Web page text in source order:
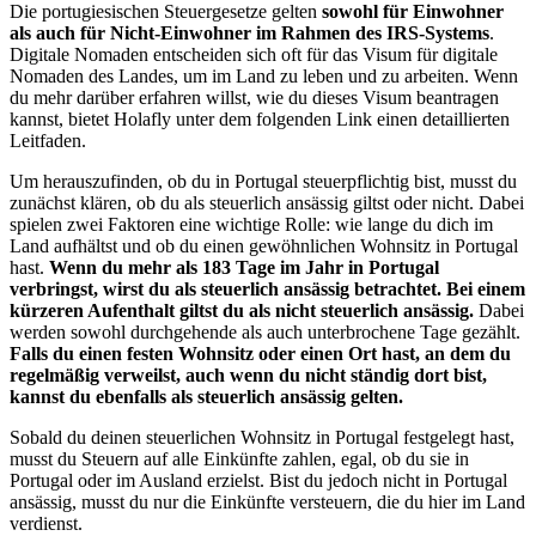
Die portugiesischen Steuergesetze gelten sowohl für Einwohner
als auch für Nicht-Einwohner im Rahmen des IRS-Systems.
Digitale Nomaden entscheiden sich oft für das Visum für digitale
Nomaden des Landes, um im Land zu leben und zu arbeiten. Wenn
du mehr darüber erfahren willst, wie du dieses Visum beantragen
kannst, bietet Holafly unter dem folgenden Link einen detaillierten
Leitfaden.
Um herauszufinden, ob du in Portugal steuerpflichtig bist, musst du
zunächst klären, ob du als steuerlich ansässig giltst oder nicht. Dabei
spielen zwei Faktoren eine wichtige Rolle: wie lange du dich im
Land aufhältst und ob du einen gewöhnlichen Wohnsitz in Portugal
hast. Wenn du mehr als 183 Tage im Jahr in Portugal
verbringst, wirst du als steuerlich ansässig betrachtet. Bei einem
kürzeren Aufenthalt giltst du als nicht steuerlich ansässig. Dabei
werden sowohl durchgehende als auch unterbrochene Tage gezählt.
Falls du einen festen Wohnsitz oder einen Ort hast, an dem du
regelmäßig verweilst, auch wenn du nicht ständig dort bist,
kannst du ebenfalls als steuerlich ansässig gelten.
Sobald du deinen steuerlichen Wohnsitz in Portugal festgelegt hast,
musst du Steuern auf alle Einkünfte zahlen, egal, ob du sie in
Portugal oder im Ausland erzielst. Bist du jedoch nicht in Portugal
ansässig, musst du nur die Einkünfte versteuern, die du hier im Land
verdienst.